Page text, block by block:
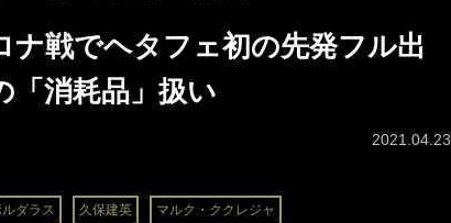
ナ戦でヘタフェ初の先発フル出
消耗品」扱い
ダラス 久保建英 マルク・ククレジャ
2021.04.23